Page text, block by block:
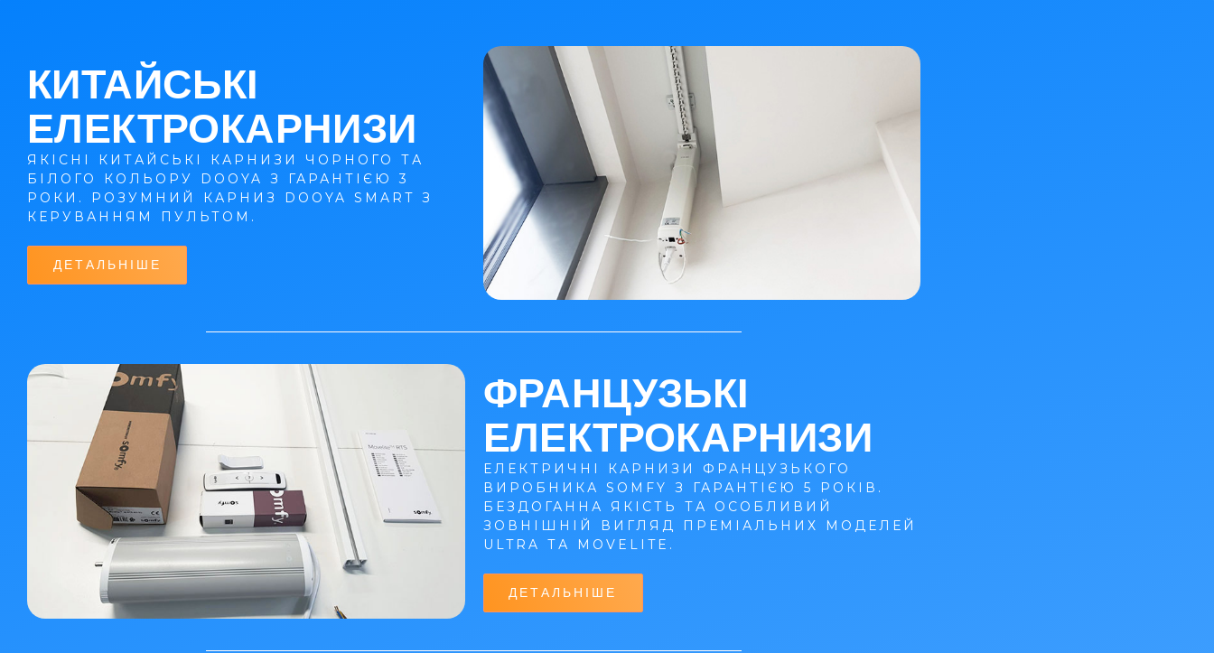
КИТАЙСЬКІ
ЕЛЕКТРОКАРНИЗИ
ЯКІСНІ КИТАЙСЬКІ КАРНИЗИ ЧОРНОГО ТА
БІЛОГО КОЛЬОРУ DOOYA З ГАРАНТІЄЮ 3
РОКИ. РОЗУМНИЙ КАРНИЗ DOOYA SMART З
КЕРУВАННЯМ ПУЛЬТОМ.
ДЕТАЛЬНІШЕ
ФРАНЦУЗЬКІ
ЕЛЕКТРОКАРНИЗИ
ЕЛЕКТРИЧНІ КАРНИЗИ ФРАНЦУЗЬКОГО
ВИРОБНИКА SOMFY З ГАРАНТІЄЮ 5 РОКІВ.
БЕЗДОГАННА ЯКІСТЬ ТА ОСОБЛИВИЙ
ЗОВНІШНІЙ ВИГЛЯД ПРЕМІАЛЬНИХ МОДЕЛЕЙ
ULTRA ТА MOVELITE.
ДЕТАЛЬНІШЕ